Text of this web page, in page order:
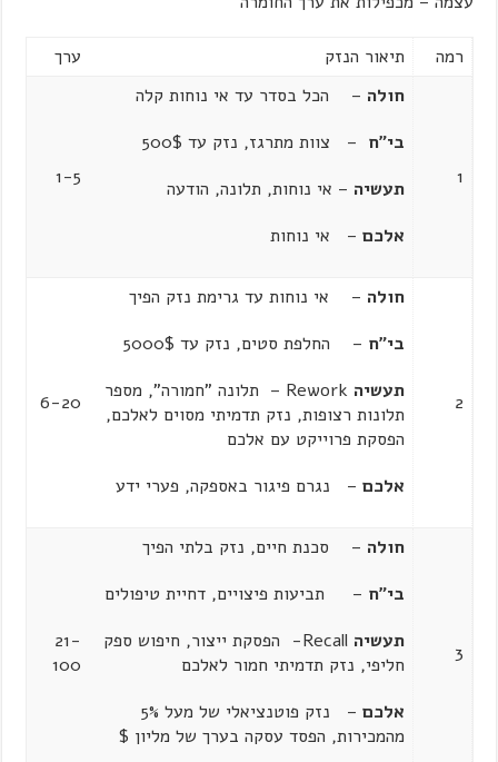
רמה תיאור הנזק ערך
1
חולה – הכל בסדר עד אי נוחות קלה
בי"ח – צוות מתרגז, נזק עד 500$
תעשיה – אי נוחות, תלונה, הודעה
אלכם– אי נוחות
1-5
2
חולה – אי נוחות עד גרימת נזק הפיך
בי"ח – החלפת סטים, נזק עד 5000$
תעשיה
Rework – תלונה "חמורה", מספר
תלונות רצופות, נזק תדמיתי מסוים לאלכם,
הפסקת פרוייקט עם אלכם
אלכם– נגרם פיגור באספקה, פערי ידע
6-20
3
חולה – סכנת חיים, נזק בלתי הפיך
בי"ח – תביעות פיצויים, דחיית טיפולים
תעשיה
Recall- הפסקת ייצור, חיפוש ספק
חליפי, נזק תדמיתי חמור לאלכם
אלכם
– נזק פוטנציאלי של מעל 5%
מהמכירות, הפסד עסקה בערך של מליון $
21-
100